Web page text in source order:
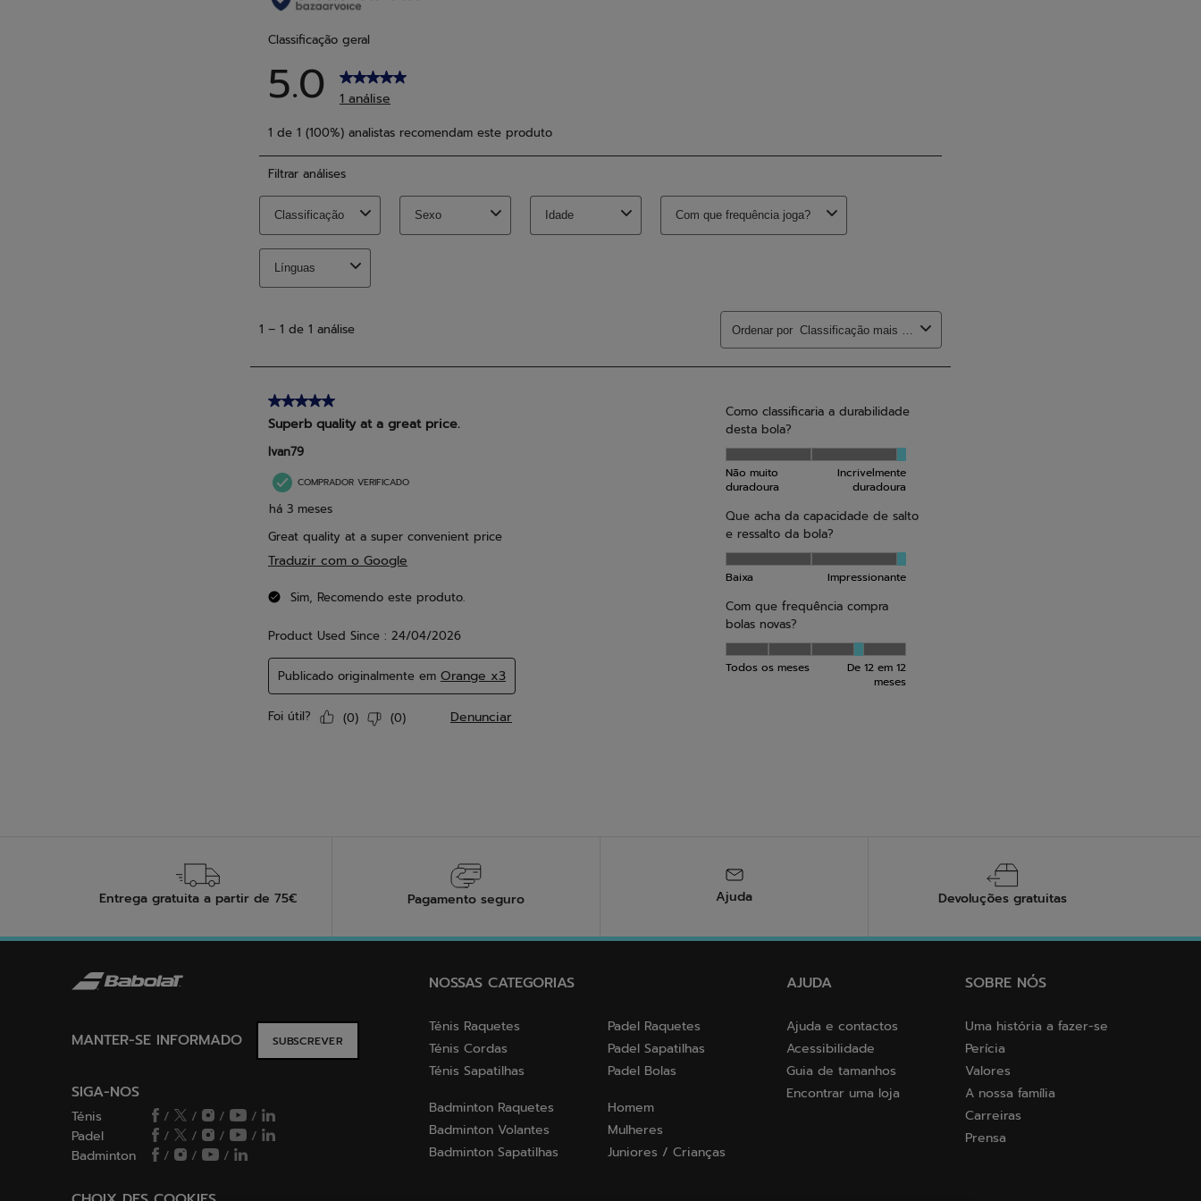
Entrega gratuita a partir de 75€ Pagamento seguro Ajuda Devoluções gratuitas
MANTER-SE INFORMADO SUBSCREVER
SIGA-NOS
Ténis / / /
/
Padel
/ / /
/
Badminton
/ / /
NOSSAS CATEGORIAS
Ténis Raquetes
Ténis Cordas
Ténis Sapatilhas
Padel Raquetes
Padel Sapatilhas
Padel Bolas
Badminton Raquetes
Badminton Volantes
Badminton Sapatilhas
Homem
Mulheres
Juniores / Crianças
AJUDA
Ajuda e contactos
Acessibilidade
Guia de tamanhos
Encontrar uma loja
SOBRE NÓS
Uma história a fazer-se
Perícia
Valores
A nossa família
Carreiras
Prensa